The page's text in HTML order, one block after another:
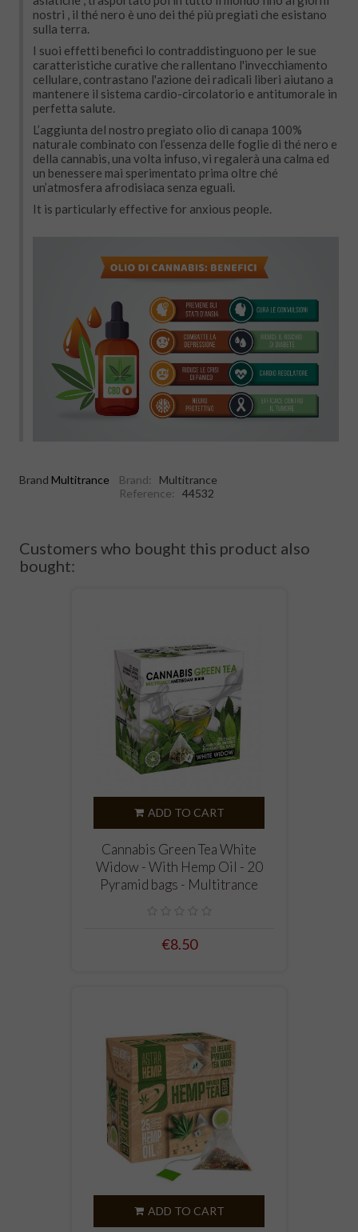
nostri , il thé nero è uno dei thé più pregiati che esistano
sulla terra.
I suoi effetti benefici lo contraddistinguono per le sue
caratteristiche curative che rallentano l'invecchiamento
cellulare, contrastano l'azione dei radicali liberi aiutano a
mantenere il sistema cardio-circolatorio e antitumorale in
perfetta salute.
L’aggiunta del nostro pregiato olio di canapa 100%
naturale combinato con l’essenza delle foglie di thé nero e
della cannabis, una volta infuso, vi regalerà una calma ed
un benessere mai sperimentato prima oltre ché
un’atmosfera afrodisiaca senza eguali.
It is particularly effective for anxious people.
Brand Multitrance Brand:
Multitrance
Reference:
44532
Customers who bought this product also
bought:
ADD TO CART
Cannabis Green Tea White
Widow - With Hemp Oil - 20
Pyramid bags - Multitrance
€8.50
ADD TO CART